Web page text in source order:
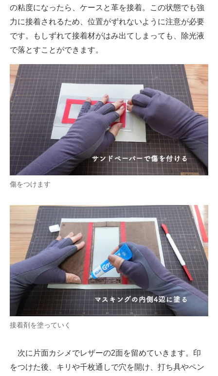
の粘度になったら、ケースと革を接着。この状態でも強
力に接着されるため、位置がずれないように注意が必要
です。もしずれて接着材がはみ出てしまっても、除光液
で落とすことができます。
傷をつけます
接着剤を塗っていく
次に片面カシメでレザーの2面を留めていきます。印
をつけた後、キリや千枚通しで穴を開け、打ち具やペン